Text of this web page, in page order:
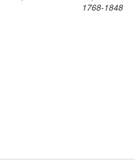
1768-1848